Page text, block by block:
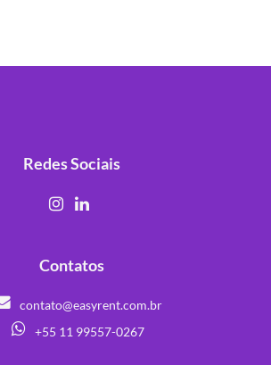
Redes Sociais
Contatos
contato@easyrent.com.br
+55 11 99557-0267